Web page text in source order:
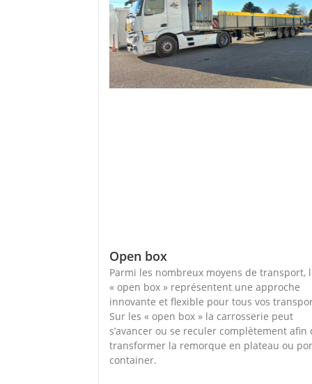
Open box
Parmi les nombreux moyens de transport,
« open box » représentent une approche
innovante et flexible pour tous vos
Sur les « open box » la carrosserie peut
s’avancer ou se reculer complètement afin
transformer la remorque en plateau ou
container.